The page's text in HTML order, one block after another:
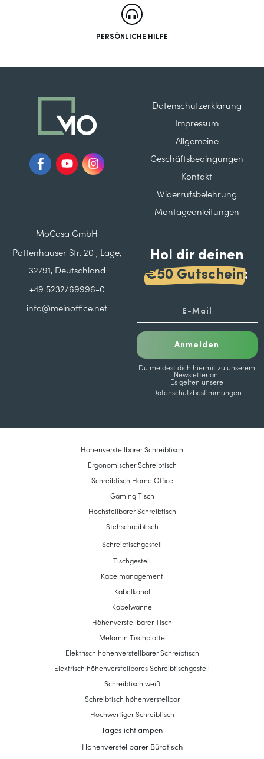
PERSÖNLICHE HILFE
Datenschutzerklärung
Impressum
Allgemeine
Geschäftsbedingungen
Kontakt
Widerrufsbelehrung
Montageanleitungen
MoCasa GmbH
Pottenhauser Str. 20 , Lage,
32791, Deutschland
+49 5232/69996-0
info@meinoffice.net
Hol dir deinen
€50 Gutschein:
Anmelden
Du meldest dich hiermit zu unserem
Newsletter an.
Es gelten unsere
Datenschutzbestimmungen
Höhenverstellbarer Schreibtisch
Ergonomischer Schreibtisch
Schreibtisch Home Office
Gaming Tisch
Hochstellbarer Schreibtisch
Stehschreibtisch
Schreibtischgestell
Tischgestell
Kabelmanagement
Kabelkanal
Kabelwanne
Höhenverstellbarer Tisch
Melamin Tischplatte
Elektrisch höhenverstellbarer Schreibtisch
Elektrisch höhenverstellbares Schreibtischgestell
Schreibtisch weiß
Schreibtisch höhenverstellbar
Hochwertiger Schreibtisch
Tageslichtlampen
Höhenverstellbarer Bürotisch